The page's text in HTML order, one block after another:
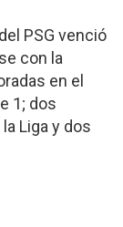
PSG venció
con la
en el
1; dos
Liga y dos